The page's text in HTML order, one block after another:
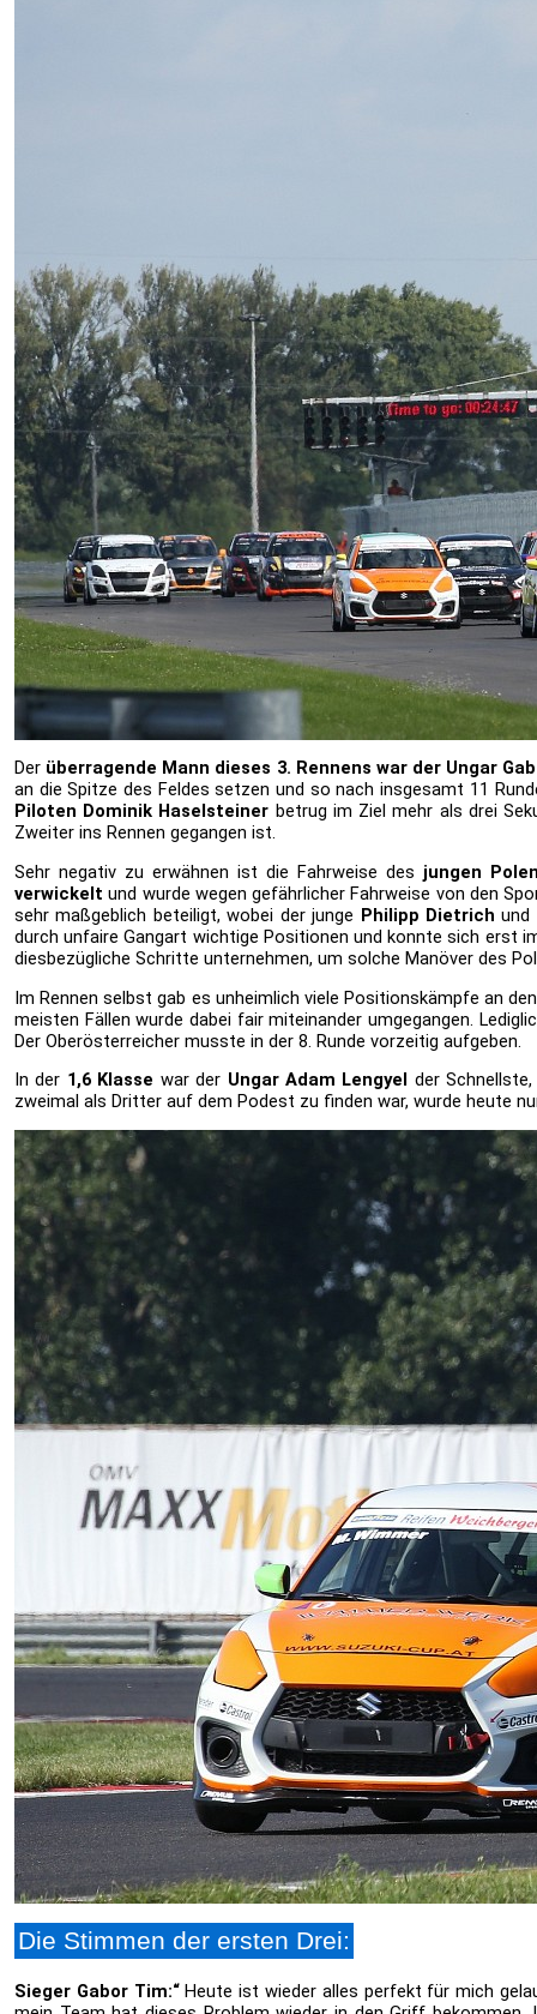
Der überragende Mann dieses 3. Rennens war der Ungar
an die Spitze des Feldes setzen und so nach insgesamt 11
Piloten Dominik Haselsteiner betrug im Ziel mehr als drei
Zweiter ins Rennen gegangen ist.
Sehr negativ zu erwähnen ist die Fahrweise des jungen
verwickelt und wurde wegen gefährlicher Fahrweise von den
sehr maßgeblich beteiligt, wobei der junge Philipp Dietrich und
durch unfaire Gangart wichtige Positionen und konnte sich erst
diesbezügliche Schritte unternehmen, um solche Manöver des
Im Rennen selbst gab es unheimlich viele Positionskämpfe an
meisten Fällen wurde dabei fair miteinander umgegangen.
Der Oberösterreicher musste in der 8. Runde vorzeitig aufgeben.
In der 1,6 Klasse war der Ungar Adam Lengyel der
zweimal als Dritter auf dem Podest zu finden war, wurde heute
Die Stimmen der ersten Drei:
Sieger Gabor Tim:“Heute ist wieder alles perfekt für mich